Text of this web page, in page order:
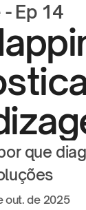
Ep 14
que
out. de 2025